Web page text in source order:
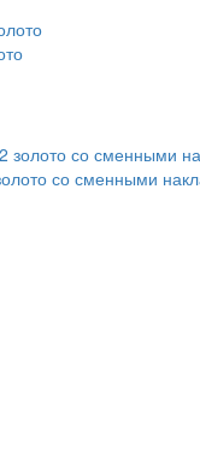
со сменными